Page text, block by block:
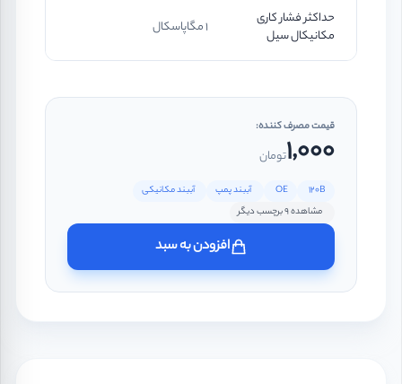
حداکثر فشار کاری
مکانیکال سیل
1 مگاپاسکال
قیمت مصرف کننده:
1,000تومان
120B
OE آببند پمپ
آببند مکانیکی
مشاهده 9 برچسب دیگر
افزودن به سبد